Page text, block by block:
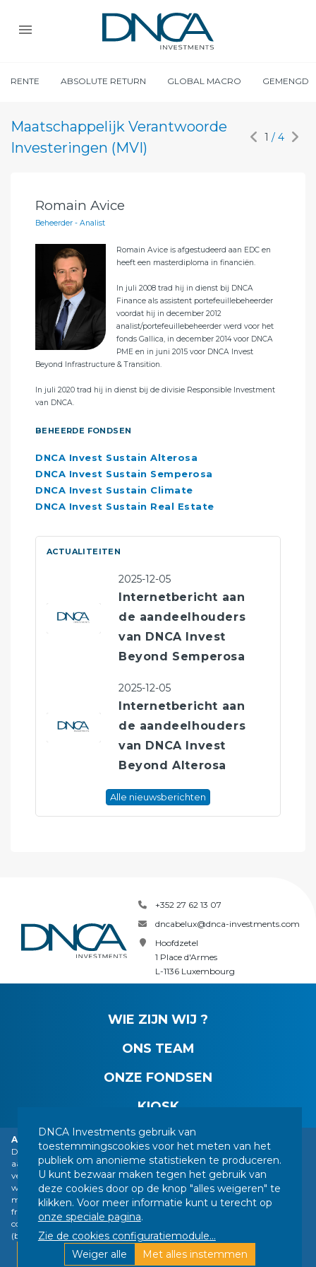
Alarm: DNCA Financiën identiteitsdiefstal.
DNCA Finance, een filiaal van Natixis Investment Managers, vestigt de
aandacht van het publiek op de imitatie van DNCA Finance door
verschillende in het buitenland gevestigde personen of bedrijven,
waaronder een bedrijf dat zich voordoet als een financiële dienstverlener
met de naam "Influx Finance". Deze personen en bedrijven verwijzen
frauduleus naar de naam DNCA Finance of DNCA Investments in hun
contacten met particulieren om beleggingen van verschillende aard
(bitcoin, goud, aandelen, enz.) aan te bevelen.
Find out more
RENTE ABSOLUTE RETURN GLOBAL MACRO GEMENGD
Maatschappelijk Verantwoorde
Investeringen (MVI)
1 / 4
Romain Avice
Beheerder - Analist
Romain Avice is afgestudeerd aan EDC en
heeft een masterdiploma in financiën.
In juli 2008 trad hij in dienst bij DNCA
Finance als assistent portefeuillebeheerder
voordat hij in december 2012
analist/portefeuillebeheerder werd voor het
fonds Gallica, in december 2014 voor DNCA
PME en in juni 2015 voor DNCA Invest
Beyond Infrastructure & Transition.
In juli 2020 trad hij in dienst bij de divisie Responsible Investment
van DNCA.
BEHEERDE FONDSEN
DNCA Invest Sustain Alterosa
DNCA Invest Sustain Semperosa
DNCA Invest Sustain Climate
DNCA Invest Sustain Real Estate
ACTUALITEITEN
2025-12-05
Internetbericht aan
de aandeelhouders
van DNCA Invest
Beyond Semperosa
2025-12-05
Internetbericht aan
de aandeelhouders
van DNCA Invest
Beyond Alterosa
Alle nieuwsberichten
+352 27 62 13 07
dncabelux@dnca-investments.com
Hoofdzetel
1 Place d'Armes
L-1136 Luxembourg
WIE ZIJN WIJ ?
ONS TEAM
ONZE FONDSEN
KIOSK
CONTACT
WETTELIJKE MEDEDELINGEN
JURIDISCHE INFORMATIE
UW PERSOONSGEGEVENS
SITEMAP
BEHEER VAN COOKIES
ONS VOLGEN :
Ontworpen door DNCA Finance |
DNCA Investments gebruik van
toestemmingscookies voor het meten van het
publiek om anonieme statistieken te produceren.
U kunt bezwaar maken tegen het gebruik van
deze cookies door op de knop "alles weigeren" te
klikken. Voor meer informatie kunt u terecht op
onze speciale pagina.
Zie de cookies configuratiemodule...
Weiger alle
Met alles instemmen